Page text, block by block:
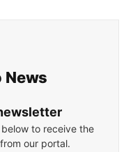
News
to receive the
our portal.